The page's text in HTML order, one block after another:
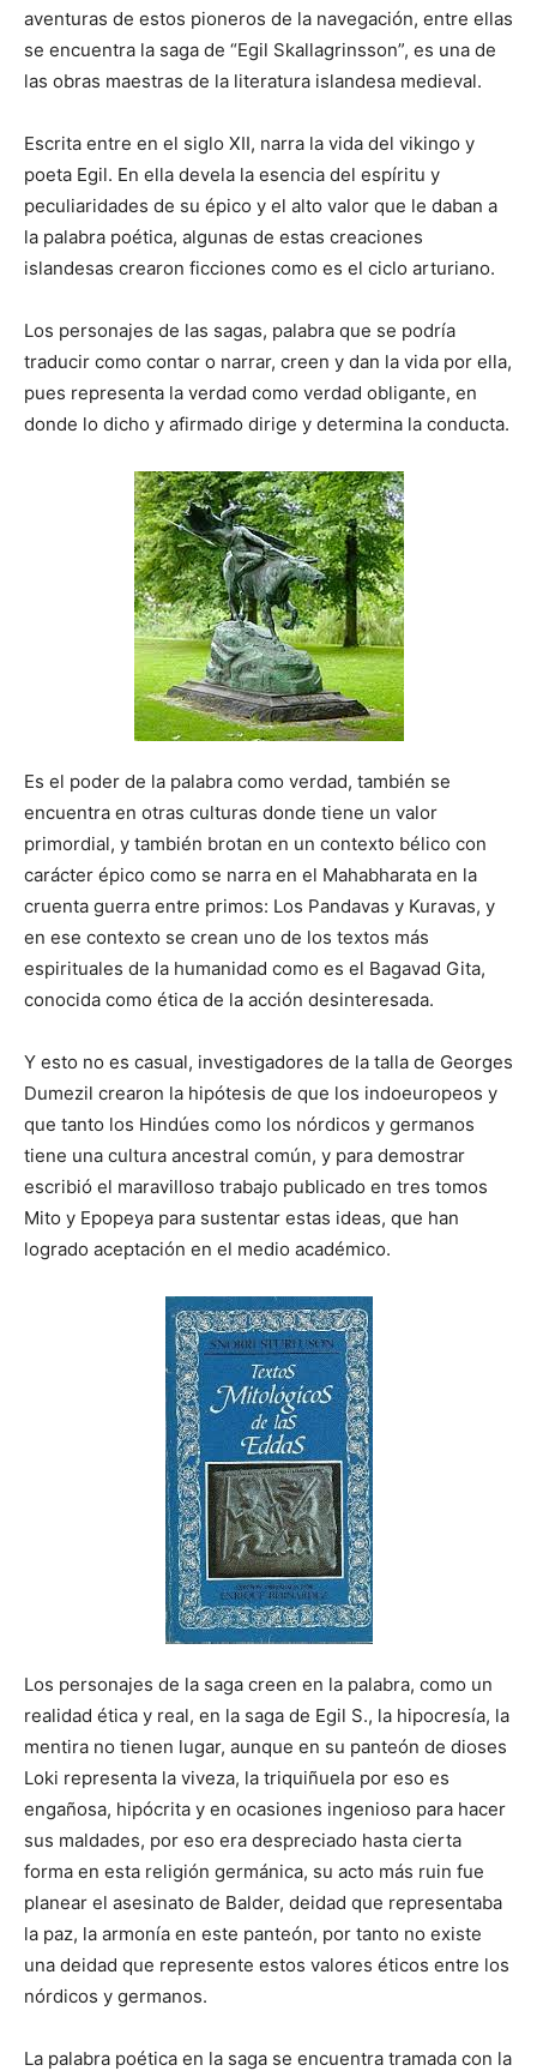
aventuras de estos pioneros de la navegación, entre ellas
se encuentra la saga de “Egil Skallagrinsson”, es una de
las obras maestras de la literatura islandesa medieval.
Escrita entre en el siglo XII, narra la vida del vikingo y
poeta Egil. En ella devela la esencia del espíritu y
peculiaridades de su épico y el alto valor que le daban a
la palabra poética, algunas de estas creaciones
islandesas crearon ficciones como es el ciclo arturiano.
Los personajes de las sagas, palabra que se podría
traducir como contar o narrar, creen y dan la vida por ella,
pues representa la verdad como verdad obligante, en
donde lo dicho y afirmado dirige y determina la conducta.
Es el poder de la palabra como verdad, también se
encuentra en otras culturas donde tiene un valor
primordial, y también brotan en un contexto bélico con
carácter épico como se narra en el Mahabharata en la
cruenta guerra entre primos: Los Pandavas y Kuravas, y
en ese contexto se crean uno de los textos más
espirituales de la humanidad como es el Bagavad Gita,
conocida como ética de la acción desinteresada.
Y esto no es casual, investigadores de la talla de Georges
Dumezil crearon la hipótesis de que los indoeuropeos y
que tanto los Hindúes como los nórdicos y germanos
tiene una cultura ancestral común, y para demostrar
escribió el maravilloso trabajo publicado en tres tomos
Mito y Epopeya para sustentar estas ideas, que han
logrado aceptación en el medio académico.
Los personajes de la saga creen en la palabra, como un
realidad ética y real, en la saga de Egil S., la hipocresía, la
mentira no tienen lugar, aunque en su panteón de dioses
Loki representa la viveza, la triquiñuela por eso es
engañosa, hipócrita y en ocasiones ingenioso para hacer
sus maldades, por eso era despreciado hasta cierta
forma en esta religión germánica, su acto más ruin fue
planear el asesinato de Balder, deidad que representaba
la paz, la armonía en este panteón, por tanto no existe
una deidad que represente estos valores éticos entre los
nórdicos y germanos.
La palabra poética en la saga se encuentra tramada con la